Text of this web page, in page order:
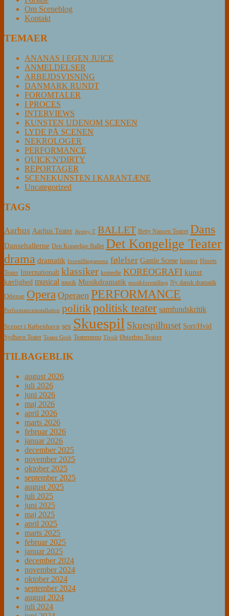
Om Sceneblog
Kontakt
TEMAER
ANANAS I EGEN JUICE
ANMELDELSER
ARBEJDSVISNING
DANMARK RUNDT
FOROMTALER
I PROCES
INTERVIEWS
KUNSTEN UDENOM SCENEN
LYDE PÅ SCENEN
NEKROLOGER
PERFORMANCE
QUICK'N'DIRTY
REPORTAGER
SCENEKUNSTEN I KARANTÆNE
Uncategorized
TAGS
Aarhus Aarhus Teater Aveny-T BALLET Betty Nansen Teatret Dans
Dansehallerne Den Kongelige Ballet Det Kongelige Teater
drama dramatik forestillingsmenu følelser Gamle Scene humor Husets
Teater Internationalt klassiker komedie KOREOGRAFI kunst
kærlighed musical musik Musikdramatik musikforestilling Ny dansk dramatik
Odense Opera Operaen PERFORMANCE
Performanceinstallation politikpolitisk teater samfundskritik
Scener i København sex Skuespil Skuespilhuset Sort/Hvid
Sydhavn Teater Teater Grob Teatermenu Tivoli Østerbro Teater
TILBAGEBLIK
august 2026
juli 2026
juni 2026
maj 2026
april 2026
marts 2026
februar 2026
januar 2026
december 2025
november 2025
oktober 2025
september 2025
august 2025
juli 2025
juni 2025
maj 2025
april 2025
marts 2025
februar 2025
januar 2025
december 2024
november 2024
oktober 2024
september 2024
august 2024
juli 2024